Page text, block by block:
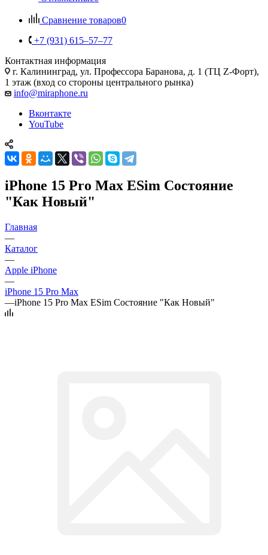
Сравнение товаров0
+7 (931) 615‒57‒77
Контактная информация
г. Калининград, ул. Профессора Баранова, д. 1 (ТЦ Z-Форт),
1 этаж (вход со стороны центрального рынка)
info@miraphone.ru
Вконтакте
YouTube
iPhone 15 Pro Max ESim Состояние
"Как Новый"
Главная
—
Каталог
—
Apple iPhone
—
iPhone 15 Pro Max
—iPhone 15 Pro Max ESim Состояние "Как Новый"